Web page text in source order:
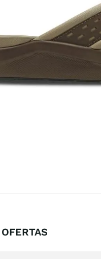
casual
9º